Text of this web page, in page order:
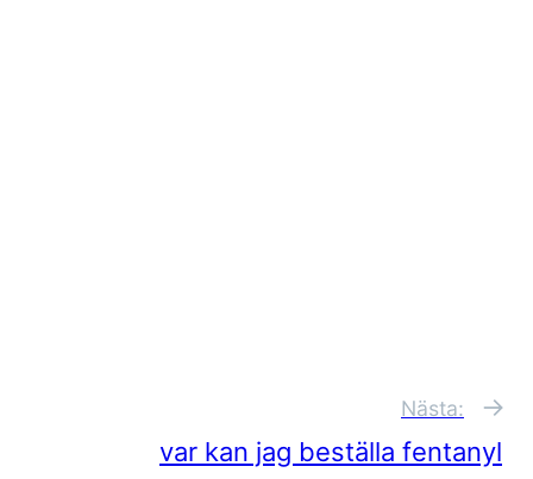
Nästa:
var kan jag beställa fentanyl
→